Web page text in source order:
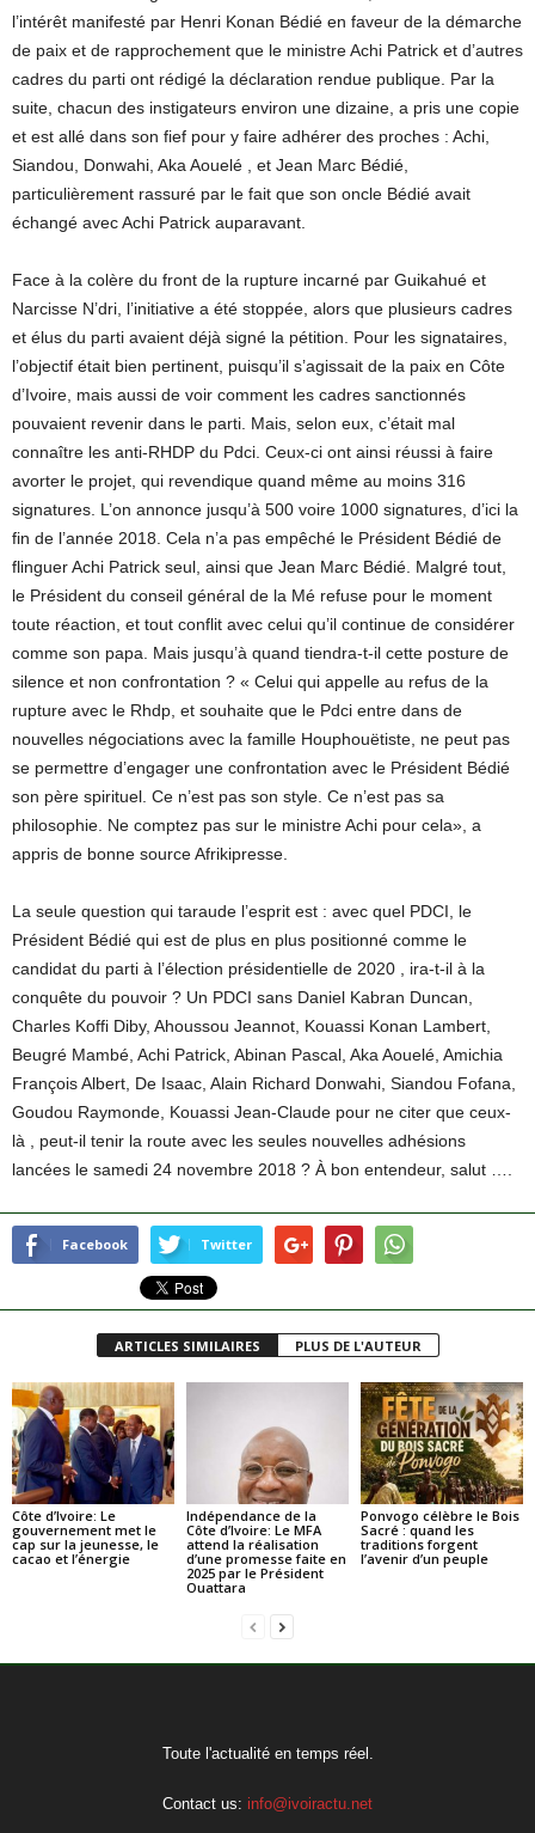
l’intérêt manifesté par Henri Konan Bédié en faveur de la démarche
de paix et de rapprochement que le ministre Achi Patrick et d’autres
cadres du parti ont rédigé la déclaration rendue publique. Par la
suite, chacun des instigateurs environ une dizaine, a pris une copie
et est allé dans son fief pour y faire adhérer des proches : Achi,
Siandou, Donwahi, Aka Aouelé , et Jean Marc Bédié,
particulièrement rassuré par le fait que son oncle Bédié avait
échangé avec Achi Patrick auparavant.
Face à la colère du front de la rupture incarné par Guikahué et
Narcisse N’dri, l’initiative a été stoppée, alors que plusieurs cadres
et élus du parti avaient déjà signé la pétition. Pour les signataires,
l’objectif était bien pertinent, puisqu’il s’agissait de la paix en Côte
d’Ivoire, mais aussi de voir comment les cadres sanctionnés
pouvaient revenir dans le parti. Mais, selon eux, c’était mal
connaître les anti-RHDP du Pdci. Ceux-ci ont ainsi réussi à faire
avorter le projet, qui revendique quand même au moins 316
signatures. L’on annonce jusqu’à 500 voire 1000 signatures, d’ici la
fin de l’année 2018. Cela n’a pas empêché le Président Bédié de
flinguer Achi Patrick seul, ainsi que Jean Marc Bédié. Malgré tout,
le Président du conseil général de la Mé refuse pour le moment
toute réaction, et tout conflit avec celui qu’il continue de considérer
comme son papa. Mais jusqu’à quand tiendra-t-il cette posture de
silence et non confrontation ? « Celui qui appelle au refus de la
rupture avec le Rhdp, et souhaite que le Pdci entre dans de
nouvelles négociations avec la famille Houphouëtiste, ne peut pas
se permettre d’engager une confrontation avec le Président Bédié
son père spirituel. Ce n’est pas son style. Ce n’est pas sa
philosophie. Ne comptez pas sur le ministre Achi pour cela», a
appris de bonne source Afrikipresse.
La seule question qui taraude l’esprit est : avec quel PDCI, le
Président Bédié qui est de plus en plus positionné comme le
candidat du parti à l’élection présidentielle de 2020 , ira-t-il à la
conquête du pouvoir ? Un PDCI sans Daniel Kabran Duncan,
Charles Koffi Diby, Ahoussou Jeannot, Kouassi Konan Lambert,
Beugré Mambé, Achi Patrick, Abinan Pascal, Aka Aouelé, Amichia
François Albert, De Isaac, Alain Richard Donwahi, Siandou Fofana,
Goudou Raymonde, Kouassi Jean-Claude pour ne citer que ceux-
là , peut-il tenir la route avec les seules nouvelles adhésions
lancées le samedi 24 novembre 2018 ? À bon entendeur, salut ….
Facebook Twitter
ARTICLES SIMILAIRES PLUS DE L'AUTEUR
Côte d’Ivoire: Le
gouvernement met le
cap sur la jeunesse, le
cacao et l’énergie
Indépendance de la
Côte d’Ivoire: Le MFA
attend la réalisation
d’une promesse faite en
2025 par le Président
Ouattara
Ponvogo célèbre le Bois
Sacré : quand les
traditions forgent
l’avenir d’un peuple
Toute l'actualité en temps réel.
Contact us: info@ivoiractu.net